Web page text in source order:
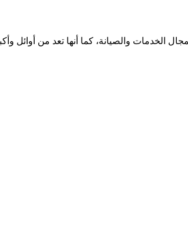
الخدمات والصيانة، كما أنها تعد من أوائل